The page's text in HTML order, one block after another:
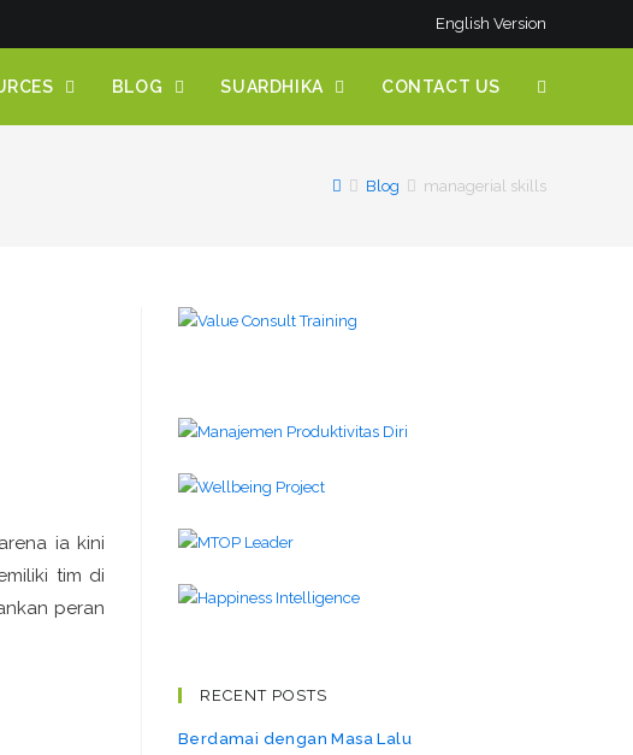
English Version
BLOG SUARDHIKA CONTACT US
Blog managerial skills
ia kini
tim di
peran
RECENT POSTS
Berdamai dengan Masa Lalu